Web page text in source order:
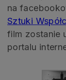
na
Sztuki
film zostanie
portalu